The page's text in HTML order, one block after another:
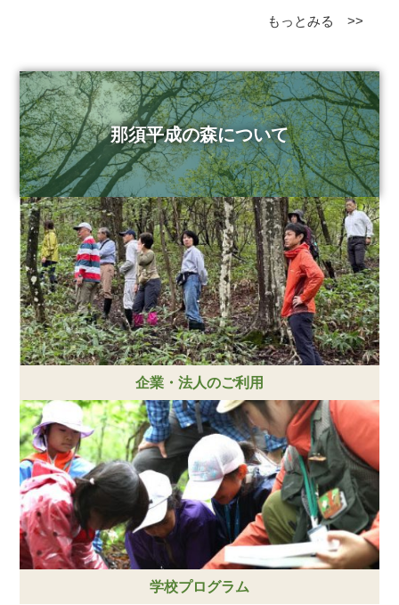
もっとみる >>
那須平成の森について
企業・法人のご利用
学校プログラム